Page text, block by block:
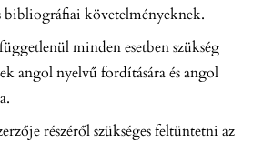
bibliográfiai követelményeknek.
minden esetben szükség
angol nyelvű fordítására és angol
részéről szükséges feltüntetni az